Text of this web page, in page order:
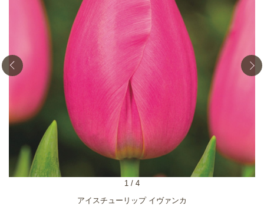
アイスチューリップ イヴァンカ
1 / 4